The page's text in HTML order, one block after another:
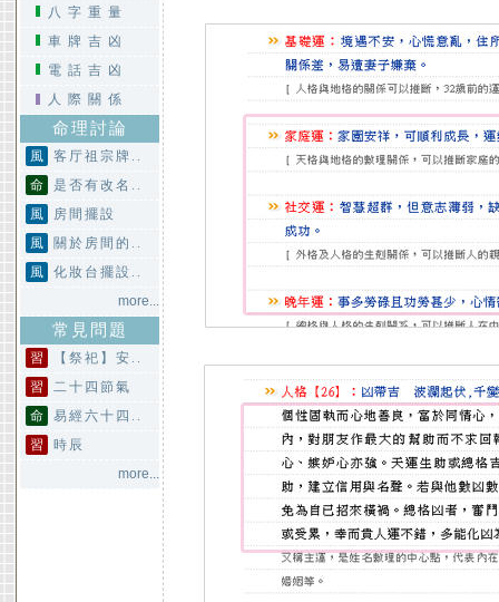
八字重量
車牌吉凶
電話吉凶
人際關係
命理討論
風
客厅祖宗牌..
命
是否有改名..
風
房間擺設
風
關於房間的..
風
化妝台擺設..
more...
常見問題
習
【祭祀】安..
習
二十四節氣
命
易經六十四..
習
時辰
more...